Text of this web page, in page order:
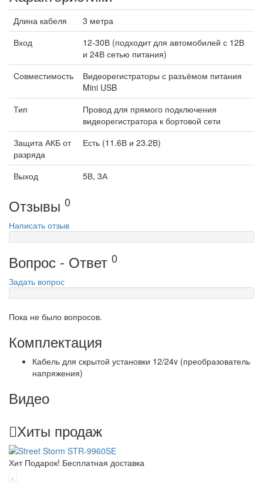
Длина кабеля
3 метра
Вход
12-30В (подходит для автомобилей с 12В
и 24В сетью питания)
Совместимость
Видеорегистраторы с разъёмом питания
Mini USB
Тип
Провод для прямого подключения
видеорегистратора к бортовой сети
Защита АКБ от
разряда
Есть (11.6В и 23.2В)
Выход 5В, 3А
Отзывы 0
Написать отзыв
Вопрос - Ответ 0
Задать вопрос
Пока не было вопросов.
Комплектация
Кабель для скрытой установки 12/24v (преобразователь
напряжения)
Видео
Хиты продаж
Хит Подарок! Бесплатная доставка